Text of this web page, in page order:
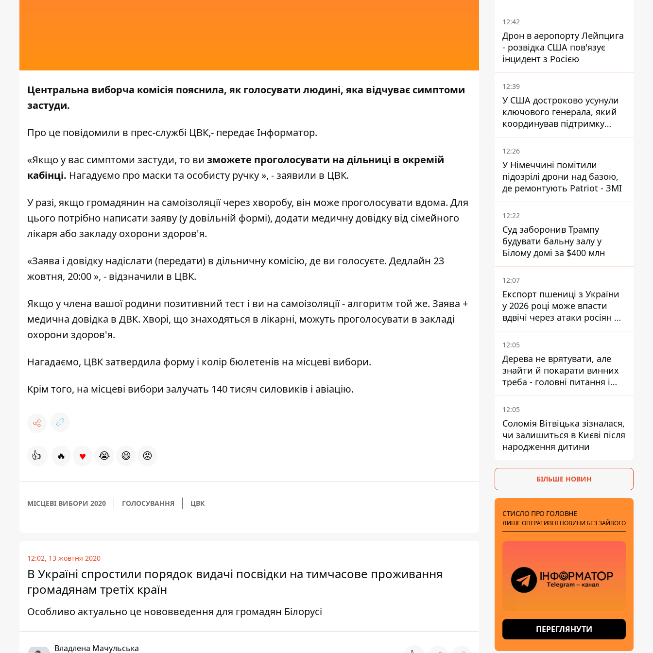
Центральна виборча комісія пояснила, як голосувати людині, яка відчуває симптоми
застуди.
Про це повідомили в прес-службі ЦВК,- передає Інформатор.
«Якщо у вас симптоми застуди, то ви зможете проголосувати на дільниці в окремій
кабінці. Нагадуємо про маски та особисту ручку », - заявили в ЦВК.
У разі, якщо громадянин на самоізоляції через хворобу, він може проголосувати вдома. Для
цього потрібно написати заяву (у довільній формі), додати медичну довідку від сімейного
лікаря або закладу охорони здоров'я.
«Заява і довідку надіслати (передати) в дільничну комісію, де ви голосуєте. Дедлайн 23
жовтня, 20:00 », - відзначили в ЦВК.
Якщо у члена вашої родини позитивний тест і ви на самоізоляції - алгоритм той же. Заява +
медична довідка в ДВК. Хворі, що знаходяться в лікарні, можуть проголосувати в закладі
охорони здоров'я.
Нагадаємо, ЦВК затвердила форму і колір бюлетенів на місцеві вибори.
Крім того, на місцеві вибори залучать 140 тисяч силовиків і авіацію.
👍 🔥 ♥ 😭 😆 😡
МІСЦЕВІ ВИБОРИ 2020 ГОЛОСУВАННЯ ЦВК
12:02, 13 жовтня 2020
В Україні спростили порядок видачі посвідки на тимчасове проживання
громадянам третіх країн
Особливо актуально це нововведення для громадян Білорусі
Владлена Мачульська
понад 12 годин
12:42
Дрон в аеропорту Лейпцига
- розвідка США пов'язує
інцидент з Росією
12:39
У США достроково усунули
ключового генерала, який
координував підтримку
України - причину
замовчують
12:26
У Німеччині помітили
підозрілі дрони над базою,
де ремонтують Patriot - ЗМІ
12:22
Суд заборонив Трампу
будувати бальну залу у
Білому домі за $400 млн
12:07
Експорт пшениці з України
у 2026 році може впасти
вдвічі через атаки росіян по
портах
12:05
Дерева не врятувати, але
знайти й покарати винних
треба - головні питання і
висновки з конфлікту на
Теремках
12:05
Соломія Вітвіцька зізналася,
чи залишиться в Києві після
народження дитини
БІЛЬШЕ НОВИН
СТИСЛО ПРО ГОЛОВНЕ
ЛИШЕ ОПЕРАТИВНІ НОВИНИ БЕЗ ЗАЙВОГО
ПЕРЕГЛЯНУТИ